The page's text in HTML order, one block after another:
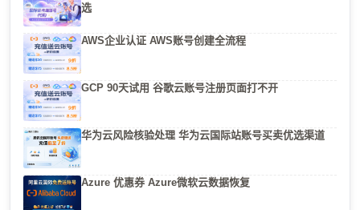
选
AWS企业认证 AWS账号创建全流程
GCP 90天试用 谷歌云账号注册页面打不开
华为云风险核验处理 华为云国际站账号买卖优选渠道
Azure 优惠券 Azure微软云数据恢复